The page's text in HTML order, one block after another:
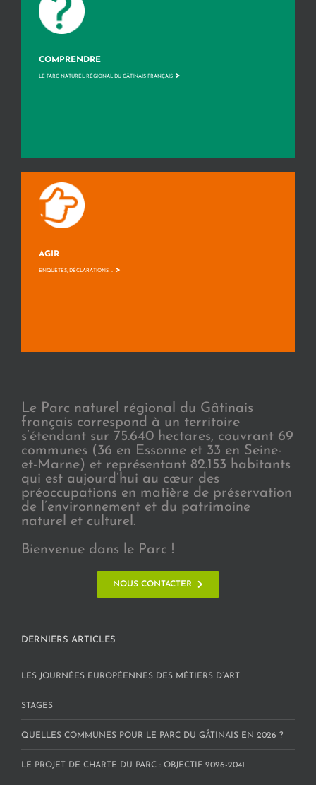
COMPRENDRE
LE PARC NATUREL RÉGIONAL DU GÂTINAIS FRANÇAIS >
AGIR
ENQUÊTES, DÉCLARATIONS, ... >
Le Parc naturel régional du Gâtinais
français correspond à un territoire
s’étendant sur 75.640 hectares, couvrant 69
communes (36 en Essonne et 33 en Seine-
et-Marne) et représentant 82.153 habitants
qui est aujourd’hui au cœur des
préoccupations en matière de préservation
de l’environnement et du patrimoine
naturel et culturel.
Bienvenue dans le Parc !
NOUS CONTACTER
DERNIERS ARTICLES
LES JOURNÉES EUROPÉENNES DES MÉTIERS D’ART
STAGES
QUELLES COMMUNES POUR LE PARC DU GÂTINAIS EN 2026 ?
LE PROJET DE CHARTE DU PARC : OBJECTIF 2026-2041